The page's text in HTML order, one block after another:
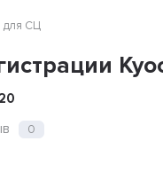
для СЦ
0